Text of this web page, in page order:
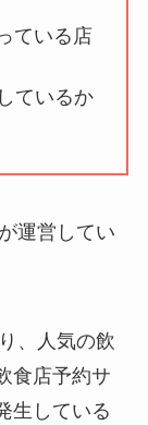
】帝国デ
は実際ど
】セルプ
判は実際
ミ・評判は
ている店
ているか
運営してい
、人気の飲
食店予約サ
生している